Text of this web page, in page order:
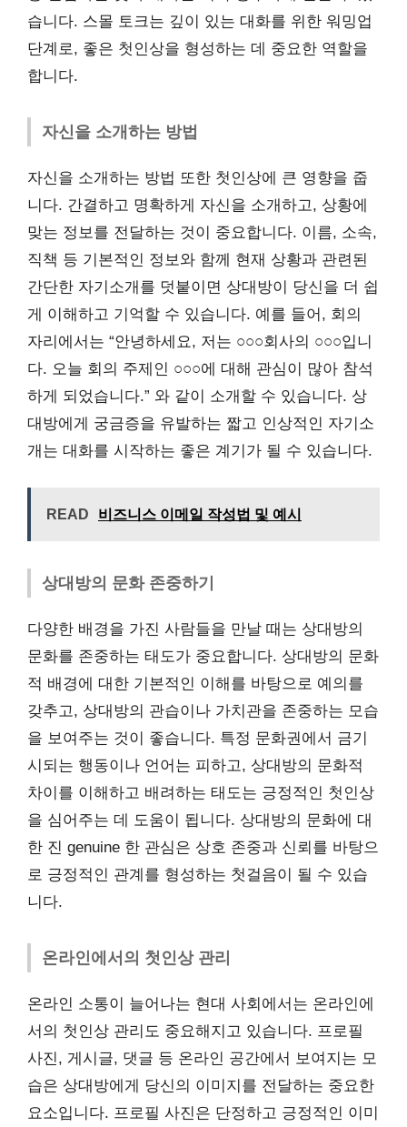
습니다. 스몰 토크는 깊이 있는 대화를 위한 워밍업
단계로, 좋은 첫인상을 형성하는 데 중요한 역할을
합니다.
자신을 소개하는 방법
자신을 소개하는 방법 또한 첫인상에 큰 영향을 줍
니다. 간결하고 명확하게 자신을 소개하고, 상황에
맞는 정보를 전달하는 것이 중요합니다. 이름, 소속,
직책 등 기본적인 정보와 함께 현재 상황과 관련된
간단한 자기소개를 덧붙이면 상대방이 당신을 더 쉽
게 이해하고 기억할 수 있습니다. 예를 들어, 회의
자리에서는 “안녕하세요, 저는 ○○○회사의 ○○○입니
다. 오늘 회의 주제인 ○○○에 대해 관심이 많아 참석
하게 되었습니다.” 와 같이 소개할 수 있습니다. 상
대방에게 궁금증을 유발하는 짧고 인상적인 자기소
개는 대화를 시작하는 좋은 계기가 될 수 있습니다.
READ 비즈니스 이메일 작성법 및 예시
상대방의 문화 존중하기
다양한 배경을 가진 사람들을 만날 때는 상대방의
문화를 존중하는 태도가 중요합니다. 상대방의 문화
적 배경에 대한 기본적인 이해를 바탕으로 예의를
갖추고, 상대방의 관습이나 가치관을 존중하는 모습
을 보여주는 것이 좋습니다. 특정 문화권에서 금기
시되는 행동이나 언어는 피하고, 상대방의 문화적
차이를 이해하고 배려하는 태도는 긍정적인 첫인상
을 심어주는 데 도움이 됩니다. 상대방의 문화에 대
한 진 genuine 한 관심은 상호 존중과 신뢰를 바탕으
로 긍정적인 관계를 형성하는 첫걸음이 될 수 있습
니다.
온라인에서의 첫인상 관리
온라인 소통이 늘어나는 현대 사회에서는 온라인에
서의 첫인상 관리도 중요해지고 있습니다. 프로필
사진, 게시글, 댓글 등 온라인 공간에서 보여지는 모
습은 상대방에게 당신의 이미지를 전달하는 중요한
요소입니다. 프로필 사진은 단정하고 긍정적인 이미